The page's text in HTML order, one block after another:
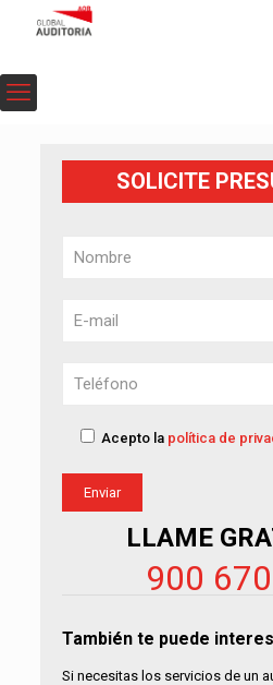
SOLICITE
Acepto la política de
LLAME
900
También te puede
Si necesitas los servicios de un